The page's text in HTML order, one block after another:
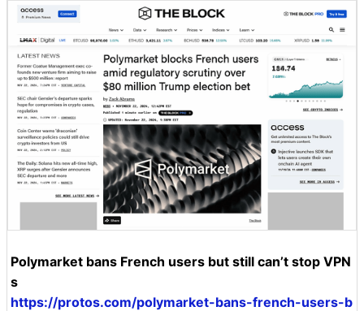
Polymarket bans French users but still can’t stop VPN
s
https://protos.com/polymarket-bans-french-users-b